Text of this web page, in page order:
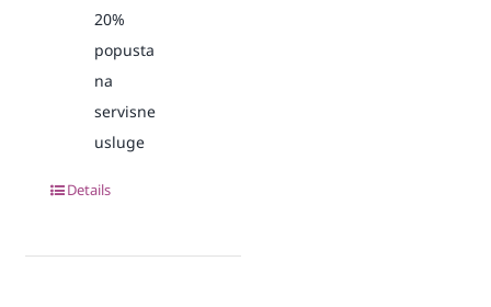
20%
popusta
na
servisne
usluge
Details